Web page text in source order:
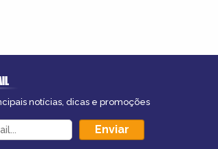
notícias, dicas e promoções